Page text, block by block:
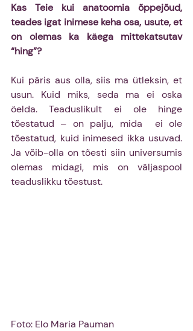
Kas Teie kui anatoomia õppejõud,
teades igat inimese keha osa, usute, et
on olemas ka käega mittekatsutav
“hing”?
Kui päris aus olla, siis ma ütleksin, et
usun. Kuid miks, seda ma ei oska
öelda. Teaduslikult ei ole hinge
tõestatud – on palju, mida  ei ole
tõestatud, kuid inimesed ikka usuvad.
Ja võib-olla on tõesti siin universumis
olemas midagi, mis on väljaspool
teaduslikku tõestust.
Foto: Elo Maria Pauman